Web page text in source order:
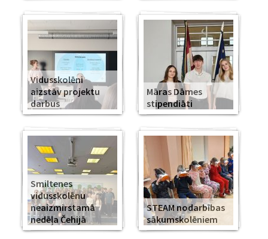
Vidusskolēni
aizstāv projektu
darbus
Māras Dāmes
stipendiāti
Smiltenes
vidusskolēnu
neaizmirstamā
nedēļa Čehijā
STEAM nodarbības
sākumskolēniem